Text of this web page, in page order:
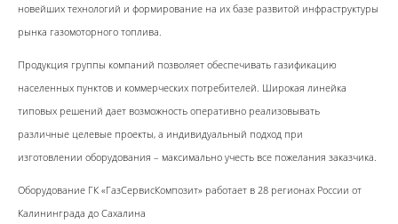
новейших технологий и формирование на их базе развитой инфраструктуры
рынка газомоторного топлива.
Продукция группы компаний позволяет обеспечивать газификацию
населенных пунктов и коммерческих потребителей. Широкая линейка
типовых решений дает возможность оперативно реализовывать
различные целевые проекты, а индивидуальный подход при
изготовлении оборудования – максимально учесть все пожелания заказчика.
Оборудование ГК «ГазСервисКомпозит» работает в 28 регионах России от
Калининграда до Сахалина